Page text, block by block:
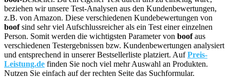
beziehen wir unsere Test-Analysen aus den Kundenbewertungen,
z.B. von Amazon. Diese verschiedenen Kundebewertungen von
boofsind sehr viel Aufschlussreicher als ein Test einer einzelnen
Person. Somit werden die wichtigsten Parameter von boofaus
verschiedenen Testergebnissen bzw. Kundenbewertungen analysiert
und entsprechend in unserer Bestsellerliste platziert. AufPreis-
Leistung.de finden Sie noch viel mehr Auswahl an Produkten.
Nutzen Sie einfach auf der rechten Seite das Suchformular.